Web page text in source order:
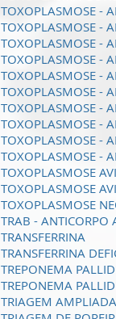
TOXOPLASMOSE -
TOXOPLASMOSE -
TOXOPLASMOSE -
TOXOPLASMOSE -
TOXOPLASMOSE -
TOXOPLASMOSE -
TOXOPLASMOSE -
TOXOPLASMOSE -
TOXOPLASMOSE -
TOXOPLASMOSE -
TOXOPLASMOSE
TOXOPLASMOSE
TOXOPLASMOSE
TRAB - ANTICORPO
TRANSFERRINA
TRANSFERRINA
TREPONEMA
TREPONEMA
TRIAGEM